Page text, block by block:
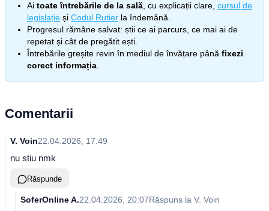
Ai toate întrebările de la sală , cu explicații clare, cursul de
legislație și Codul Rutier la îndemână.
Progresul rămâne salvat: știi ce ai parcurs, ce mai ai de
repetat și cât de pregătit ești.
Întrebările greșite revin în mediul de învățare până fixezi
corect informația
Comentarii
V. Voin22.04.2026, 17:49
nu stiu nmk
Răspunde
SoferOnline A.22.04.2026, 20:07Răspuns la V. Voin